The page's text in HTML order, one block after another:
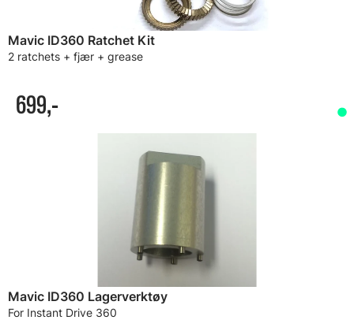
Mavic ID360 Ratchet Kit
2 ratchets + fjær + grease
699,-
Mavic ID360 Lagerverktøy
For Instant Drive 360